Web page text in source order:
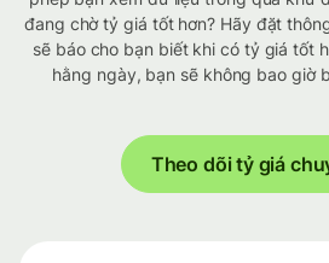
đang chờ tỷ giá tốt hơn? Hãy đặt
sẽ báo cho bạn biết khi có tỷ giá tốt
hằng ngày, bạn sẽ không bao giờ
Theo dõi tỷ giá